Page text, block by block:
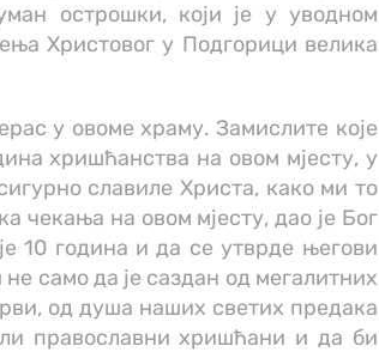
острошки, који је у уводном
Христовог у Подгорици велика
у овоме храму. Замислите које
хришћанства на овом мјесту, у
славиле Христа, како ми то
чекања на овом мјесту, дао је Бог
10 година и да се утврде његови
само да је саздан од мегалитних
од душа наших светих предака
православни хришћани и да би